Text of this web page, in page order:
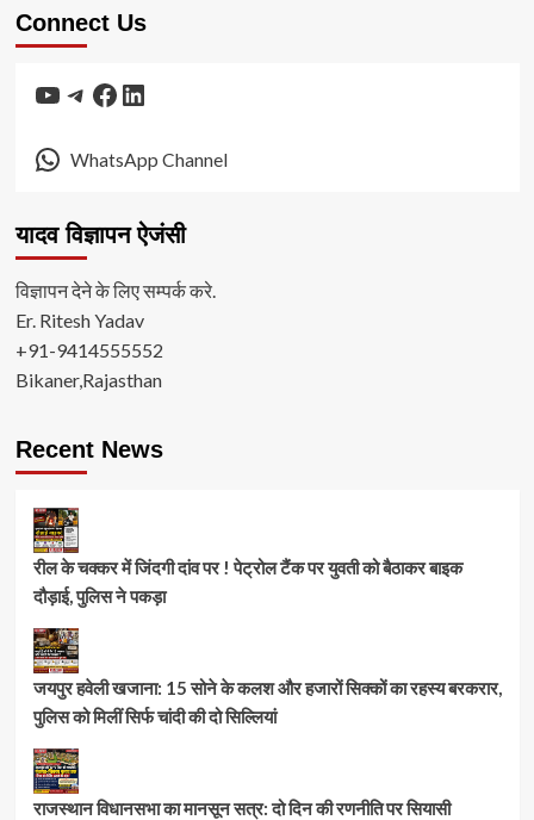
Connect Us
YouTube
Telegram
Facebook
LinkedIn
WhatsApp Channel
यादव विज्ञापन ऐजंसी
विज्ञापन देने के लिए सम्पर्क करे.
Er. Ritesh Yadav
+91-9414555552
Bikaner,Rajasthan
Recent News
रील के चक्कर में जिंदगी दांव पर ! पेट्रोल टैंक पर युवती को बैठाकर बाइक
दौड़ाई, पुलिस ने पकड़ा
जयपुर हवेली खजाना: 15 सोने के कलश और हजारों सिक्कों का रहस्य बरकरार,
पुलिस को मिलीं सिर्फ चांदी की दो सिल्लियां
राजस्थान विधानसभा का मानसून सत्र: दो दिन की रणनीति पर सियासी